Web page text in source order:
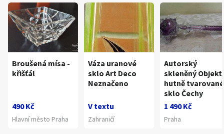
Broušená mísa -
křišťál
490 Kč
Hlavní město Praha
Váza uranové
sklo Art Deco
Neznačeno
V textu
Zahraničí
Autorský
skleněný Objekt
hutně tvarované
sklo Čechy
1 490 Kč
Praha